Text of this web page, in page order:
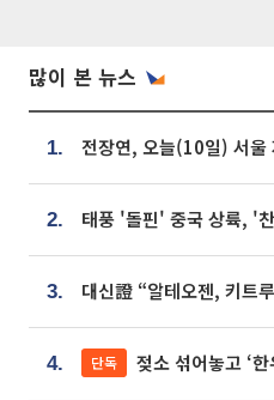
많이 본 뉴스
1.
2.
3.
4. 단독 젖소 섞어놓고 ‘한우 원육